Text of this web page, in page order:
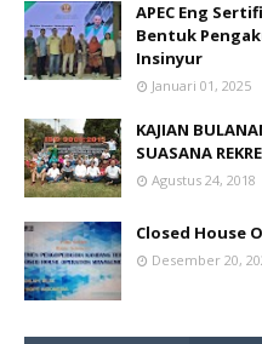
APEC Eng
Bentuk
Insinyur
Januari 01, 2025
KAJIAN
SUASANA
Agustus 24, 2018
Closed House
Desember 20,